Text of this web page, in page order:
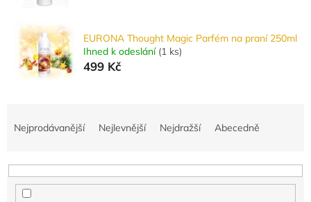
EURONA Thought Magic Parfém na praní 250ml
Ihned k odeslání (1 ks)
499 Kč
n
Nejprodávanější Nejlevnější Nejdražší Abecedně